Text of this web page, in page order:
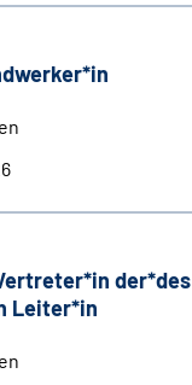
der*des
Leiter*in